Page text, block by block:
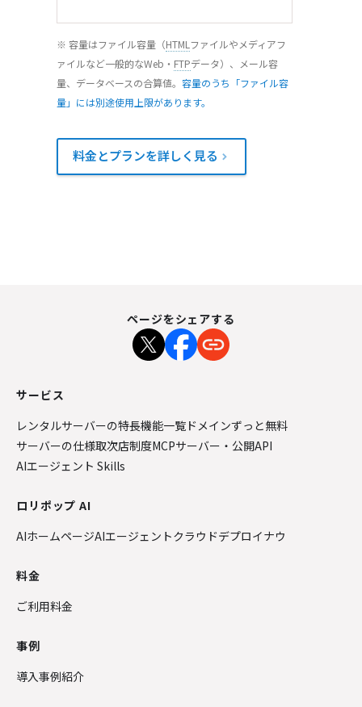
※ 容量はファイル容量（HTML ファイルやメディアフ
ァイルなど一般的なWeb・ FTPデータ）、メール容
量、データベースの合算値。 容量のうち「ファイル容
量」には別途使用上限があります。
料金とプランを詳しく見る
ページをシェアする
サービス
レンタルサーバーの特長機能一覧 ドメインずっと無料
サーバーの仕様取次店制度MCPサーバー・公開API
AIエージェント Skills
ロリポップ AI
AIホームページAIエージェントクラウドデプロイナウ
料金
ご利用料金
事例
導入事例紹介